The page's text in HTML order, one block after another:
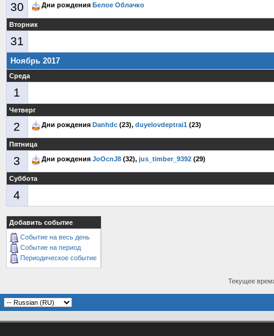
30 Дни рождения Белое Облачко
Вторник
31
Ноябрь 2017
Среда
1
Четверг
2 Дни рождения Danhdc (23), duyelovdeptrai1 (23)
Пятница
3 Дни рождения JoOcnJ8 (32), jus_timber_9392 (29)
Суббота
4
Добавить событие
Событие на весь день
Событие на период
Периодическое событие
Текущее